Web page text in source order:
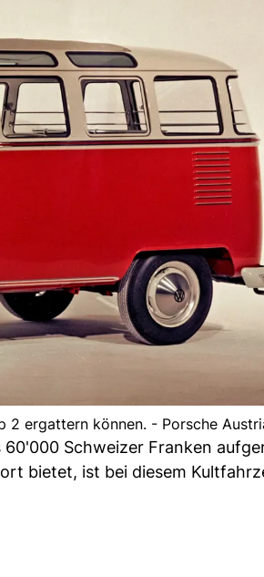
2 ergattern können. - Porsche
60'000 Schweizer Franken
bietet, ist bei diesem